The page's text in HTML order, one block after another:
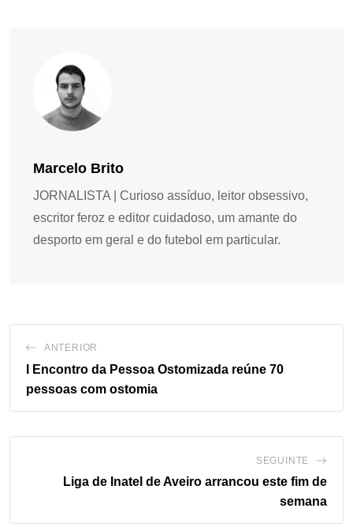
Marcelo Brito
JORNALISTA | Curioso assíduo, leitor obsessivo,
escritor feroz e editor cuidadoso, um amante do
desporto em geral e do futebol em particular.
ANTERIOR
I Encontro da Pessoa Ostomizada reúne 70
pessoas com ostomia
SEGUINTE
Liga de Inatel de Aveiro arrancou este fim de
semana